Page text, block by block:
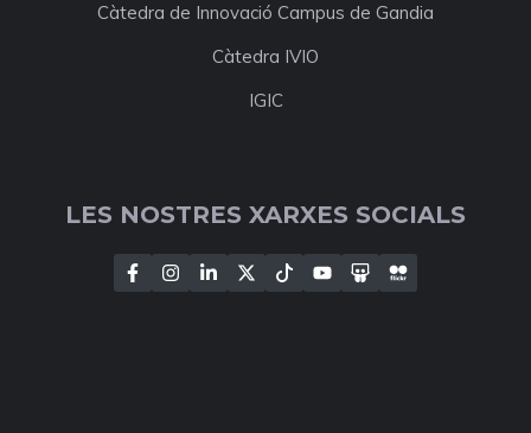
Càtedra de Innovació Campus de Gandia
Càtedra IVIO
IGIC
LES NOSTRES XARXES SOCIALS